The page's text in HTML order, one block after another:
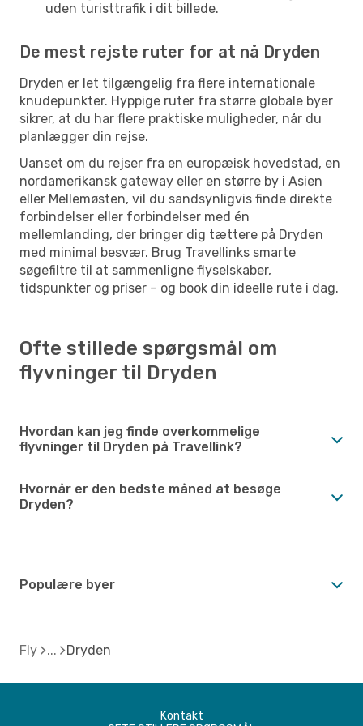
uden turisttrafik i dit billede.
De mest rejste ruter for at nå Dryden
Dryden er let tilgængelig fra flere internationale
knudepunkter. Hyppige ruter fra større globale byer
sikrer, at du har flere praktiske muligheder, når du
planlægger din rejse.
Uanset om du rejser fra en europæisk hovedstad, en
nordamerikansk gateway eller en større by i Asien
eller Mellemøsten, vil du sandsynligvis finde direkte
forbindelser eller forbindelser med én
mellemlanding, der bringer dig tættere på Dryden
med minimal besvær. Brug Travellinks smarte
søgefiltre til at sammenligne flyselskaber,
tidspunkter og priser – og book din ideelle rute i dag.
Ofte stillede spørgsmål om
flyvninger til Dryden
Hvordan kan jeg finde overkommelige
flyvninger til Dryden på Travellink?
Hvornår er den bedste måned at besøge
Dryden?
Populære byer
Fly Dryden
Kontakt